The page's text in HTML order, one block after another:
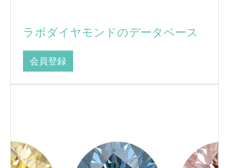
ラボダイヤモンドのデータベース
会員登録